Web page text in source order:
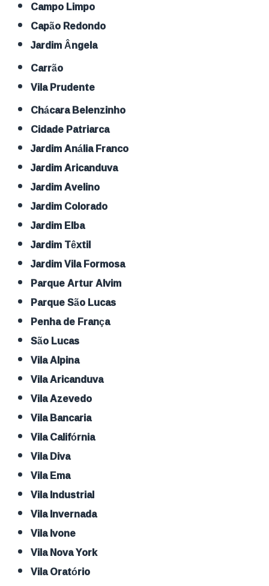
Campo Limpo
Capão Redondo
Jardim Ângela
Carrão
Vila Prudente
Chácara Belenzinho
Cidade Patriarca
Jardim Anália Franco
Jardim Aricanduva
Jardim Avelino
Jardim Colorado
Jardim Elba
Jardim Têxtil
Jardim Vila Formosa
Parque Artur Alvim
Parque São Lucas
Penha de França
São Lucas
Vila Alpina
Vila Aricanduva
Vila Azevedo
Vila Bancaria
Vila Califórnia
Vila Diva
Vila Ema
Vila Industrial
Vila Invernada
Vila Ivone
Vila Nova York
Vila Oratório